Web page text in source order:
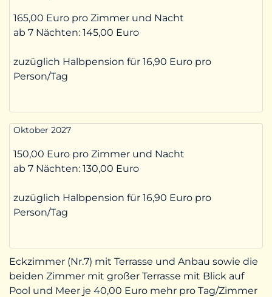
165,00 Euro pro Zimmer und Nacht
ab 7 Nächten:145,00 Euro
zuzüglich Halbpension für 16,90 Euro pro
Person/Tag
Oktober 2027
150,00 Euro pro Zimmer und Nacht
ab 7 Nächten:130,00 Euro
zuzüglich Halbpension für 16,90 Euro pro
Person/Tag
Eckzimmer (Nr.7) mit Terrasse und Anbau sowie die
beiden Zimmer mit großer Terrasse mit Blick auf
Pool und Meer je 40,00 Euro mehr pro Tag/Zimmer